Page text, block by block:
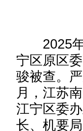
2025年
宁区原区
骏被查。
月，江苏
江宁区委
长、机要